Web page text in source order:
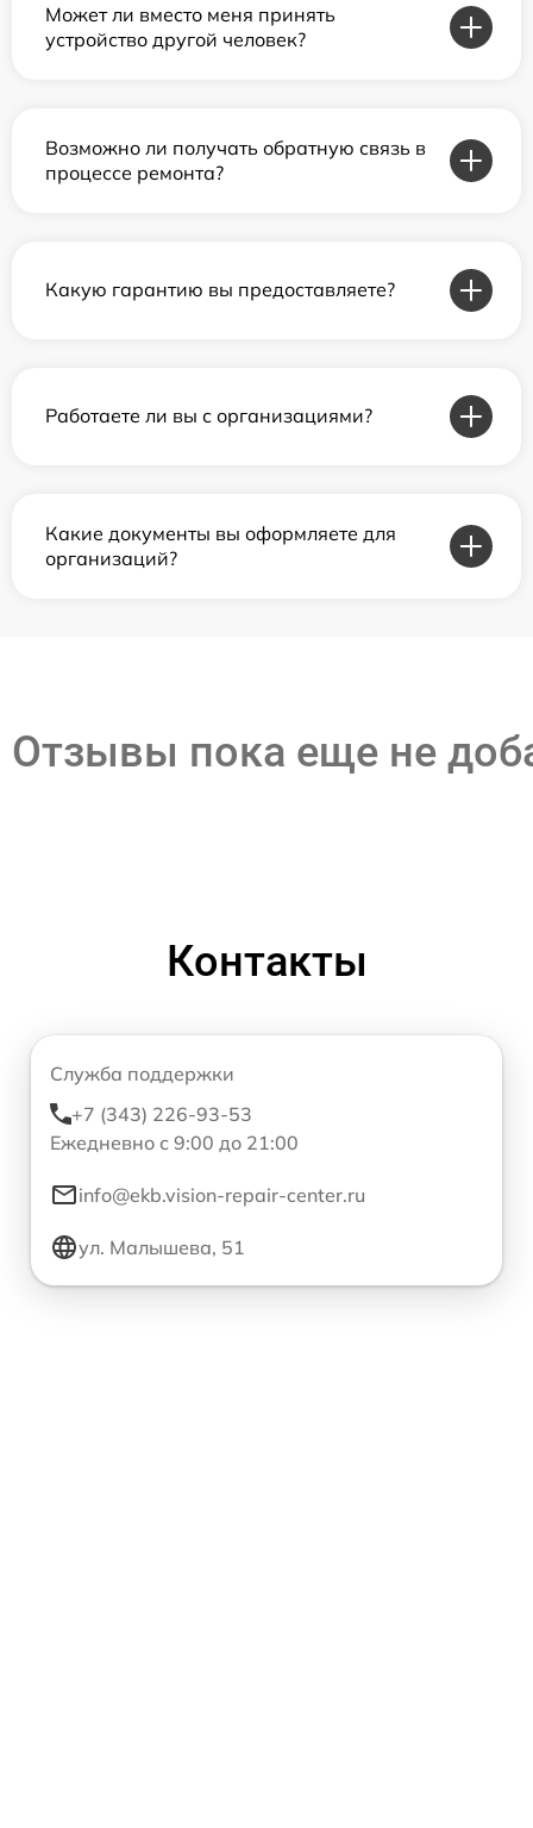
Может ли вместо меня принять
устройство другой человек?
Возможно ли получать обратную связь в
процессе ремонта?
Какую гарантию вы предоставляете?
Работаете ли вы с организациями?
Какие документы вы оформляете для
организаций?
Отзывы пока еще не
Контакты
Служба поддержки
+7 (343) 226-93-53
Ежедневно с 9:00 до 21:00
info@ekb.vision-repair-center.ru
ул. Малышева, 51